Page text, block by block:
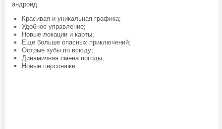
андроид:
Красивая и уникальная графика;
Удобное управление;
Новые локации и карты;
Еще больше опасных приключений;
Острые зубы по всюду;
Динамичная смена погоды;
Новые персонажи.